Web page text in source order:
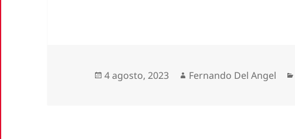
Publicado
4 agosto, 2023 Autor
Fernando Del Angel